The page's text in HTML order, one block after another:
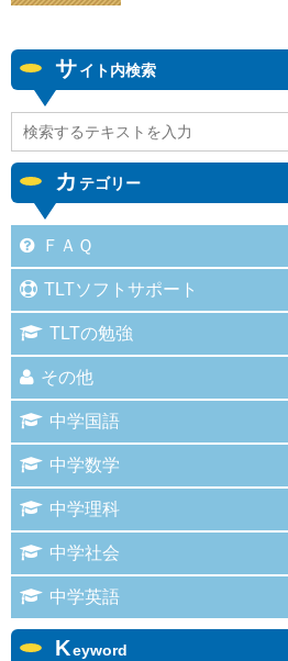
サイト内検索
カ テゴリー
ＦＡＱ
TLTソフトサポート
TLTの勉強
その他
中学国語
中学数学
中学理科
中学社会
中学英語
Keyword